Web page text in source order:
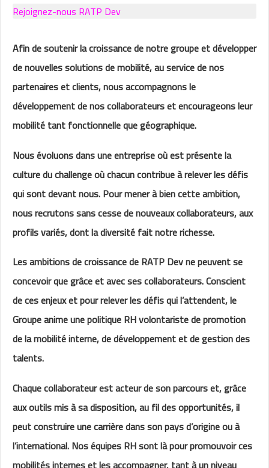
Rejoignez-nous RATP Dev
Afin de soutenir la croissance de notre groupe et développer
de nouvelles solutions de mobilité, au service de nos
partenaires et clients, nous accompagnons le
développement de nos collaborateurs et encourageons leur
mobilité tant fonctionnelle que géographique.
Nous évoluons dans une entreprise où est présente la
culture du challenge où chacun contribue à relever les défis
qui sont devant nous. Pour mener à bien cette ambition,
nous recrutons sans cesse de nouveaux collaborateurs, aux
profils variés, dont la diversité fait notre richesse.
Les ambitions de croissance de RATP Dev ne peuvent se
concevoir que grâce et avec ses collaborateurs. Conscient
de ces enjeux et pour relever les défis qui l’attendent, le
Groupe anime une politique RH volontariste de promotion
de la mobilité interne, de développement et de gestion des
talents.
Chaque collaborateur est acteur de son parcours et, grâce
aux outils mis à sa disposition, au fil des opportunités, il
peut construire une carrière dans son pays d’origine ou à
l’international. Nos équipes RH sont là pour promouvoir ces